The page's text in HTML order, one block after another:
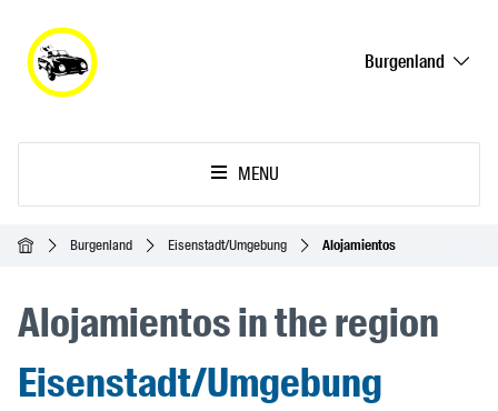
Burgenland
MENU
Inicio Burgenland Eisenstadt/Umgebung Alojamientos
Alojamientos in the region
Eisenstadt/Umgebung